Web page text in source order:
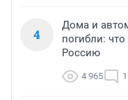
4
Дома и
погибли:
Россию
4 965 1